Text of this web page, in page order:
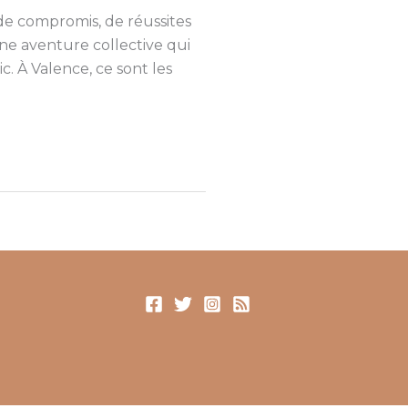
compromis, de réussites
aventure collective qui
À Valence, ce sont les